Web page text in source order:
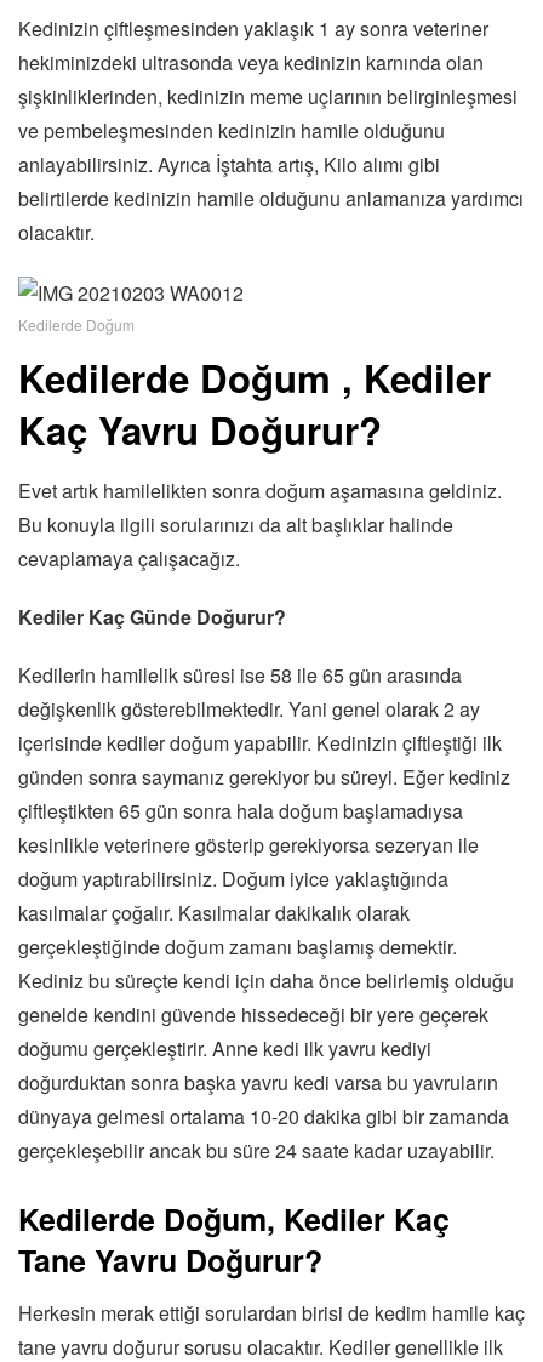
Kedinizin çiftleşmesinden yaklaşık 1 ay sonra veteriner
hekiminizdeki ultrasonda veya kedinizin karnında olan
şişkinliklerinden, kedinizin meme uçlarının belirginleşmesi
ve pembeleşmesinden kedinizin hamile olduğunu
anlayabilirsiniz. Ayrıca İştahta artış, Kilo alımı gibi
belirtilerde kedinizin hamile olduğunu anlamanıza yardımcı
olacaktır.
Kedilerde Doğum
Kedilerde Doğum , Kediler
Kaç Yavru Doğurur?
Evet artık hamilelikten sonra doğum aşamasına geldiniz.
Bu konuyla ilgili sorularınızı da alt başlıklar halinde
cevaplamaya çalışacağız.
Kediler Kaç Günde Doğurur?
Kedilerin hamilelik süresi ise 58 ile 65 gün arasında
değişkenlik gösterebilmektedir. Yani genel olarak 2 ay
içerisinde kediler doğum yapabilir. Kedinizin çiftleştiği ilk
günden sonra saymanız gerekiyor bu süreyi. Eğer kediniz
çiftleştikten 65 gün sonra hala doğum başlamadıysa
kesinlikle veterinere gösterip gerekiyorsa sezeryan ile
doğum yaptırabilirsiniz. Doğum iyice yaklaştığında
kasılmalar çoğalır. Kasılmalar dakikalık olarak
gerçekleştiğinde doğum zamanı başlamış demektir.
Kediniz bu süreçte kendi için daha önce belirlemiş olduğu
genelde kendini güvende hissedeceği bir yere geçerek
doğumu gerçekleştirir. Anne kedi ilk yavru kediyi
doğurduktan sonra başka yavru kedi varsa bu yavruların
dünyaya gelmesi ortalama 10-20 dakika gibi bir zamanda
gerçekleşebilir ancak bu süre 24 saate kadar uzayabilir.
Kedilerde Doğum, Kediler Kaç
Tane Yavru Doğurur?
Herkesin merak ettiği sorulardan birisi de kedim hamile kaç
tane yavru doğurur sorusu olacaktır. Kediler genellikle ilk